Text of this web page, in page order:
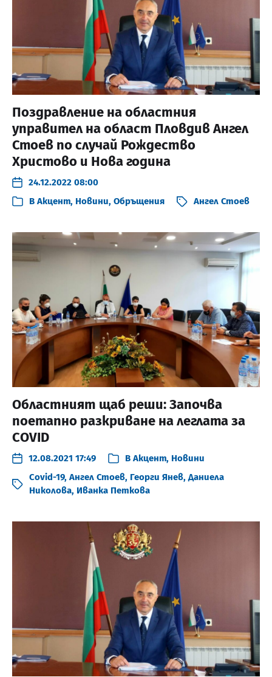
Поздравление на областния
управител на област Пловдив Ангел
Стоев по случай Рождество
Христово и Нова година
24.12.2022 08:00
В Акцент, Новини, Обръщения Ангел Стоев
Областният щаб реши: Започва
поетапно разкриване на леглата за
COVID
12.08.2021 17:49 В Акцент, Новини
Covid-19, Ангел Стоев, Георги Янев,Даниела
Николова, Иванка Петкова